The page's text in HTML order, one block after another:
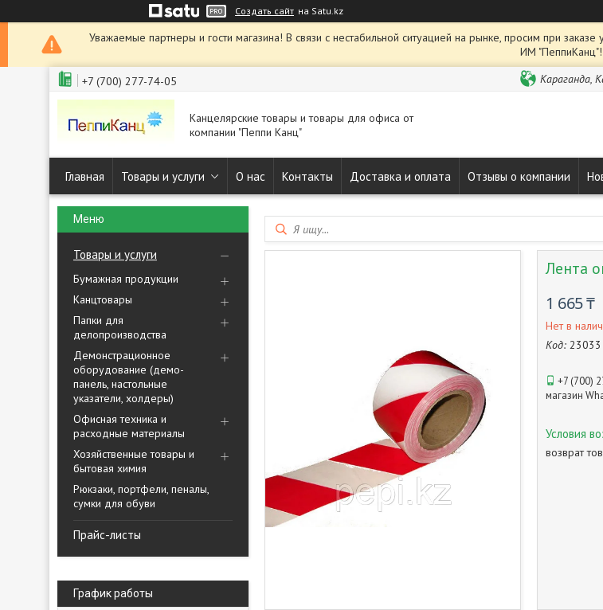
Создать сайт на Satu.kz
Уважаемые партнеры и гости магазина! В связи с нестабильной ситуацией на рынке, просим при
ИМ "ПеппиКанц"!
+7 (700) 277-74-05 Караганда,
Канцелярские товары и товары для офиса от
компании "Пеппи Канц"
Главная Товары и услуги О нас Контакты Доставка и оплата Отзывы о компании
Товары и услуги
Бумажная продукции
Канцтовары
Папки для
делопроизводства
Демонстрационное
оборудование (демо-
панель, настольные
указатели, холдеры)
Офисная техника и
расходные материалы
Хозяйственные товары и
бытовая химия
Рюкзаки, портфели, пеналы,
сумки для обуви
Прайс-листы
График работы
Лента
1 665 ₸
Нет в
Код: 23033
+7 (700)
магазин
возврат